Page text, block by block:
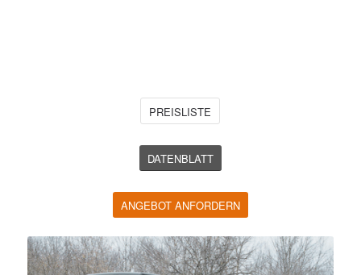
PREISLISTE
DATENBLATT
ANGEBOT ANFORDERN